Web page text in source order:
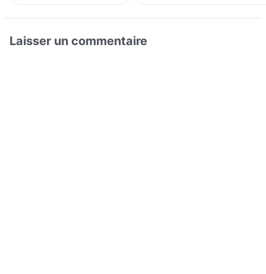
Laisser un commentaire